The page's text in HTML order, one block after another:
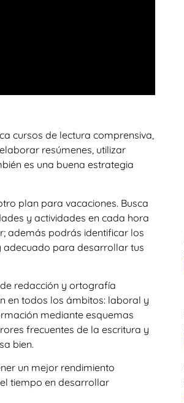
cursos de lectura comprensiva,
resúmenes, utilizar
es una buena estrategia
plan para vacaciones. Busca
y actividades en cada hora
además podrás identificar los
adecuado para desarrollar tus
redacción y ortografía
en todos los ámbitos: laboral y
mediante esquemas
frecuentes de la escritura y
bien.
un mejor rendimiento
tiempo en desarrollar